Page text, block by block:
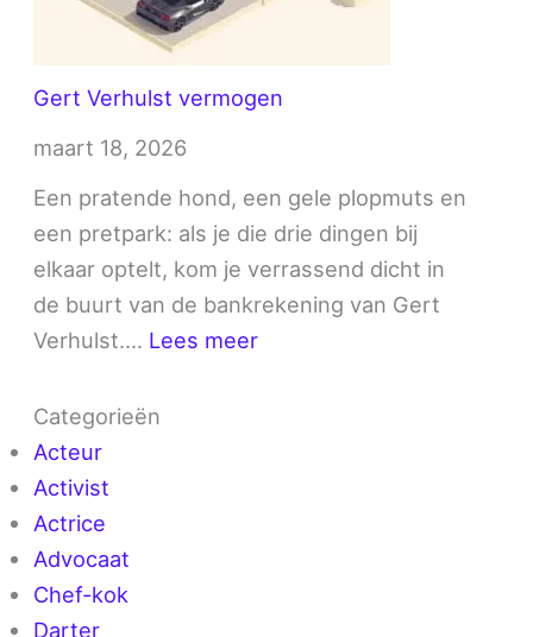
Gert Verhulst vermogen
maart 18, 2026
Een pratende hond, een gele plopmuts en
een pretpark: als je die drie dingen bij
elkaar optelt, kom je verrassend dicht in
de buurt van de bankrekening van Gert
Verhulst.… Lees meer:
Categorieën
Acteur
Activist
Actrice
Advocaat
Chef-kok
Darter